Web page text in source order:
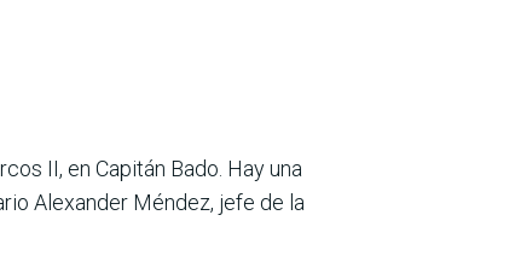
II, en Capitán Bado. Hay una
Alexander Méndez, jefe de la